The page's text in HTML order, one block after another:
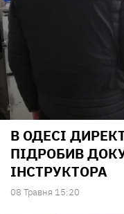
В ОДЕСІ
ПІДРОБИВ
ІНСТРУКТОРА
08 Травня 15:20